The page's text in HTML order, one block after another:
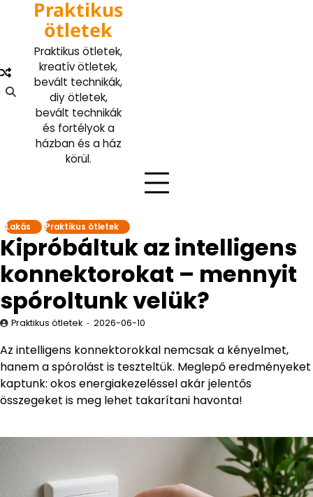
Praktikus
ötletek
Praktikus ötletek,
kreatív ötletek,
bevált technikák,
diy ötletek,
bevált technikák
és fortélyok a
házban és a ház
körül.
Lakás Praktikus ötletek
Kipróbáltuk az intelligens
konnektorokat – mennyit
spóroltunk velük?
Praktikus ötletek 2026-06-10
Az intelligens konnektorokkal nemcsak a kényelmet,
hanem a spórolást is teszteltük. Meglepő eredményeket
kaptunk: okos energiakezeléssel akár jelentős
összegeket is meg lehet takarítani havonta!